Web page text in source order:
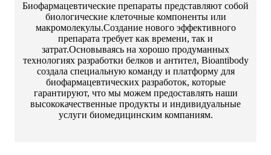
Биофармацевтические препараты представляют собой
биологические клеточные компоненты или
макромолекулы.Создание нового эффективного
препарата требует как времени, так и
затрат.Основываясь на хорошо продуманных
технологиях разработки белков и антител, Bioantibody
создала специальную команду и платформу для
биофармацевтических разработок, которые
гарантируют, что мы можем предоставлять наши
высококачественные продукты и индивидуальные
услуги биомедицинским компаниям.